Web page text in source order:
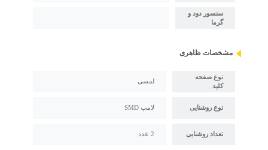
سنسور دود و
گرما
مشخصات ظاهری
نوع صفحه
کلید
لمسی
نوع روشنایی لامپ SMD
تعداد روشنایی 2 عدد